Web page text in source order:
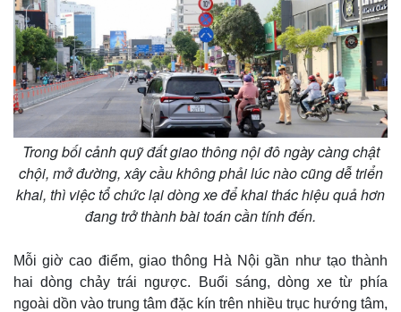
Trong bối cảnh quỹ đất giao thông nội đô ngày càng chật
chội, mở đường, xây cầu không phải lúc nào cũng dễ triển
khai, thì việc tổ chức lại dòng xe để khai thác hiệu quả hơn
đang trở thành bài toán cần tính đến.
Mỗi giờ cao điểm, giao thông Hà Nội gần như tạo thành
hai dòng chảy trái ngược. Buổi sáng, dòng xe từ phía
ngoài dồn vào trung tâm đặc kín trên nhiều trục hướng tâm,